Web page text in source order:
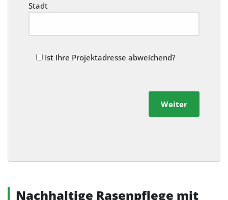
Stadt
Ist Ihre Projektadresse abweichend?
Weiter
Alternative:
Nachhaltige Rasenpflege mit